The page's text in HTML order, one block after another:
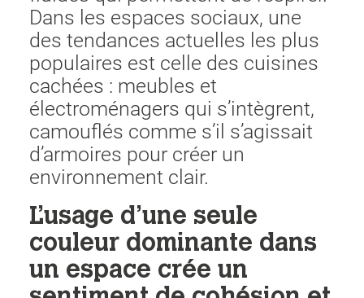
Dans les espaces sociaux, une
des tendances actuelles les plus
populaires est celle des cuisines
cachées : meubles et
électroménagers qui s’intègrent,
camouflés comme s’il s’agissait
d’armoires pour créer un
environnement clair.
L’usage d’une seule
couleur dominante dans
un espace crée un